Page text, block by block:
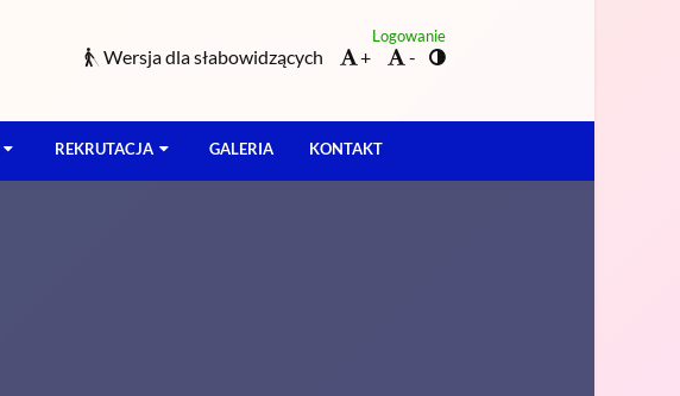
Logowanie
Wersja dla słabowidzących + -
REKRUTACJA GALERIA KONTAKT